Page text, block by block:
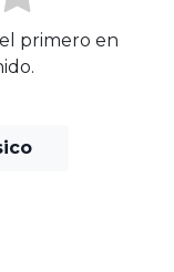
el primero en